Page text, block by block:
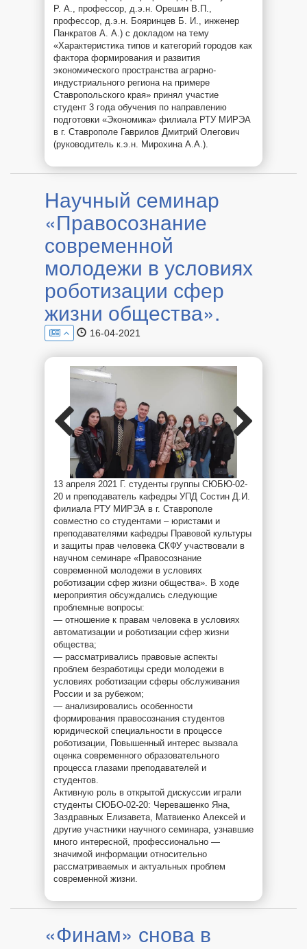
Р. А., профессор, д.э.н. Орешин В.П.,
профессор, д.э.н. Бояринцев Б. И., инженер
Панкратов А. А.) с докладом на тему
«Характеристика типов и категорий городов как
фактора формирования и развития
экономического пространства аграрно-
индустриального региона на примере
Ставропольского края» принял участие
студент 3 года обучения по направлению
подготовки «Экономика» филиала РТУ МИРЭА
в г. Ставрополе Гаврилов Дмитрий Олегович
(руководитель к.э.н. Мирохина А.А.).
Научный семинар
«Правосознание
современной
молодежи в условиях
роботизации сфер
жизни общества».
16-04-2021
13 апреля 2021 Г. студенты группы СЮБЮ-02-
20 и преподаватель кафедры УПД Состин Д.И.
филиала РТУ МИРЭА в г. Ставрополе
совместно со студентами – юристами и
преподавателями кафедры Правовой культуры
и защиты прав человека СКФУ участвовали в
научном семинаре «Правосознание
современной молодежи в условиях
роботизации сфер жизни общества». В ходе
мероприятия обсуждались следующие
проблемные вопросы:
— отношение к правам человека в условиях
автоматизации и роботизации сфер жизни
общества;
— рассматривались правовые аспекты
проблем безработицы среди молодежи в
условиях роботизации сферы обслуживания
России и за рубежом;
— анализировались особенности
формирования правосознания студентов
юридической специальности в процессе
роботизации, Повышенный интерес вызвала
оценка современного образовательного
процесса глазами преподавателей и
студентов.
Активную роль в открытой дискуссии играли
студенты СЮБО-02-20: Черевашенко Яна,
Заздравных Елизавета, Матвиенко Алексей и
другие участники научного семинара, узнавшие
много интересной, профессионально —
значимой информации относительно
рассматриваемых и актуальных проблем
современной жизни.
«Финам» снова в